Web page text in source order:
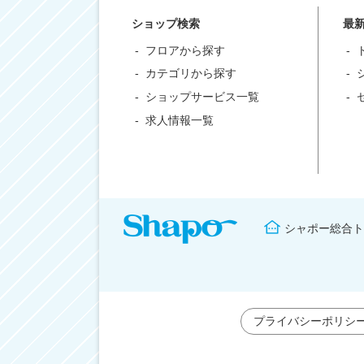
ショップ検索
フロアから探す
カテゴリから探す
ショップサービス一覧
求人情報一覧
最
シャポー総合
プライバシーポリシ